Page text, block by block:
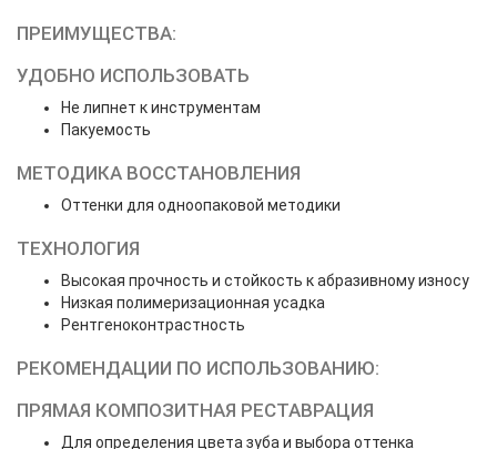
ПРЕИМУЩЕСТВА:
УДОБНО ИСПОЛЬЗОВАТЬ
Не липнет к инструментам
Пакуемость
МЕТОДИКА ВОССТАНОВЛЕНИЯ
Оттенки для одноопаковой методики
ТЕХНОЛОГИЯ
Высокая прочность и стойкость к абразивному износу
Низкая полимеризационная усадка
Рентгеноконтрастность
РЕКОМЕНДАЦИИ ПО ИСПОЛЬЗОВАНИЮ:
ПРЯМАЯ КОМПОЗИТНАЯ РЕСТАВРАЦИЯ
Для определения цвета зуба и выбора оттенка